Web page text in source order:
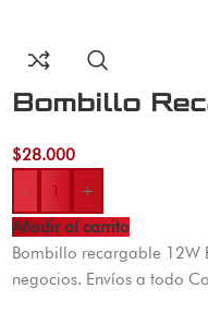
Bombillo
$28.000
-
+
Añadir al carrito
Bombillo recargable 12W
negocios. Envíos a todo